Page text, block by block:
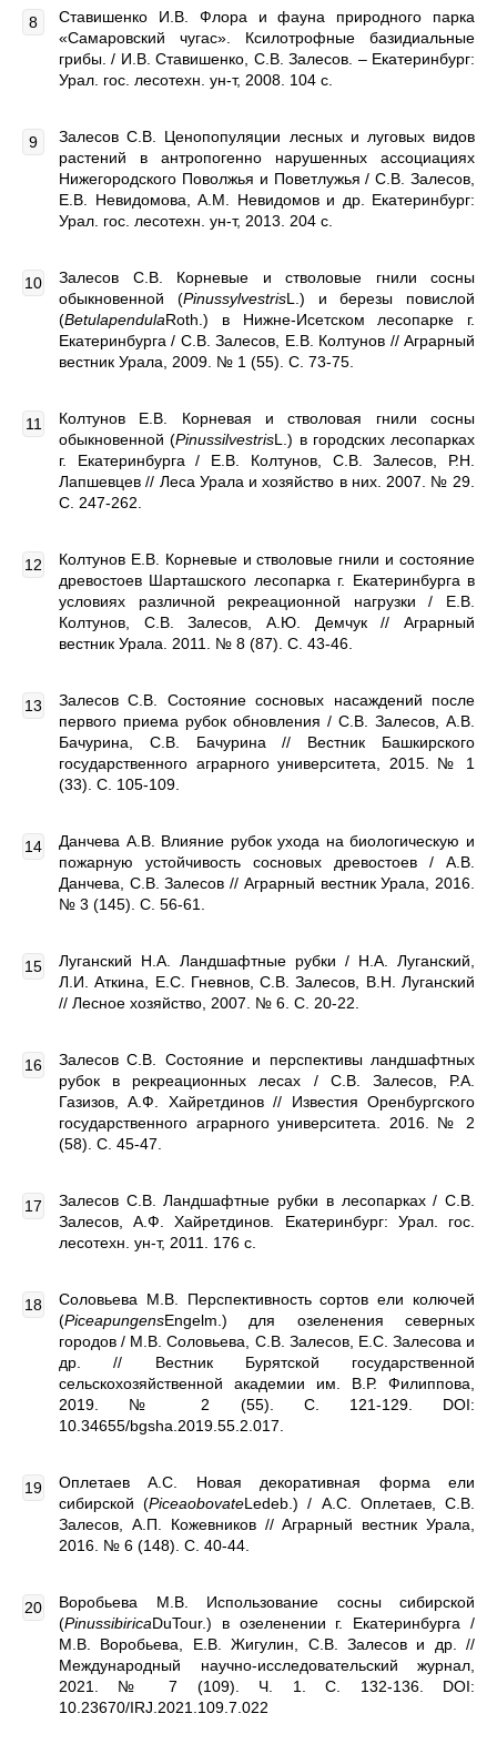
Ставишенко И.В. Флора и фауна природного парка
«Самаровский чугас». Ксилотрофные базидиальные
грибы. / И.В. Ставишенко, С.В. Залесов. – Екатеринбург:
Урал. гос. лесотехн. ун-т, 2008. 104 с.
Залесов С.В. Ценопопуляции лесных и луговых видов
растений в антропогенно нарушенных ассоциациях
Нижегородского Поволжья и Поветлужья / С.В. Залесов,
Е.В. Невидомова, А.М. Невидомов и др. Екатеринбург:
Урал. гос. лесотехн. ун-т, 2013. 204 с.
Залесов С.В. Корневые и стволовые гнили сосны
обыкновенной (PinussylvestrisL.) и березы повислой
(BetulapendulaRoth.) в Нижне-Исетском лесопарке г.
Екатеринбурга / С.В. Залесов, Е.В. Колтунов // Аграрный
вестник Урала, 2009. № 1 (55). С. 73-75.
Колтунов Е.В. Корневая и стволовая гнили сосны
обыкновенной (PinussilvestrisL.) в городских лесопарках
г. Екатеринбурга / Е.В. Колтунов, С.В. Залесов, Р.Н.
Лапшевцев // Леса Урала и хозяйство в них. 2007. № 29.
С. 247-262.
Колтунов Е.В. Корневые и стволовые гнили и состояние
древостоев Шарташского лесопарка г. Екатеринбурга в
условиях различной рекреационной нагрузки / Е.В.
Колтунов, С.В. Залесов, А.Ю. Демчук // Аграрный
вестник Урала. 2011. № 8 (87). С. 43-46.
Залесов С.В. Состояние сосновых насаждений после
первого приема рубок обновления / С.В. Залесов, А.В.
Бачурина, С.В. Бачурина // Вестник Башкирского
государственного аграрного университета, 2015. № 1
(33). С. 105-109.
Данчева А.В. Влияние рубок ухода на биологическую и
пожарную устойчивость сосновых древостоев / А.В.
Данчева, С.В. Залесов // Аграрный вестник Урала, 2016.
№ 3 (145). С. 56-61.
Луганский Н.А. Ландшафтные рубки / Н.А. Луганский,
Л.И. Аткина, Е.С. Гневнов, С.В. Залесов, В.Н. Луганский
// Лесное хозяйство, 2007. № 6. С. 20-22.
Залесов С.В. Состояние и перспективы ландшафтных
рубок в рекреационных лесах / С.В. Залесов, Р.А.
Газизов, А.Ф. Хайретдинов // Известия Оренбургского
государственного аграрного университета. 2016. № 2
(58). С. 45-47.
Залесов С.В. Ландшафтные рубки в лесопарках / С.В.
Залесов, А.Ф. Хайретдинов. Екатеринбург: Урал. гос.
лесотехн. ун-т, 2011. 176 с.
Соловьева М.В. Перспективность сортов ели колючей
(PiceapungensEngelm.) для озеленения северных
городов / М.В. Соловьева, С.В. Залесов, Е.С. Залесова и
др. // Вестник Бурятской государственной
сельскохозяйственной академии им. В.Р. Филиппова,
2019. № 2 (55). С. 121-129. DOI:
10.34655/bgsha.2019.55.2.017.
Оплетаев А.С. Новая декоративная форма ели
сибирской (PiceaobovateLedeb.) / А.С. Оплетаев, С.В.
Залесов, А.П. Кожевников // Аграрный вестник Урала,
2016. № 6 (148). С. 40-44.
Воробьева М.В. Использование сосны сибирской
(PinussibiricaDuTour.) в озеленении г. Екатеринбурга /
М.В. Воробьева, Е.В. Жигулин, С.В. Залесов и др. //
Международный научно-исследовательский журнал,
2021. № 7 (109). Ч. 1. С. 132-136. DOI:
10.23670/IRJ.2021.109.7.022